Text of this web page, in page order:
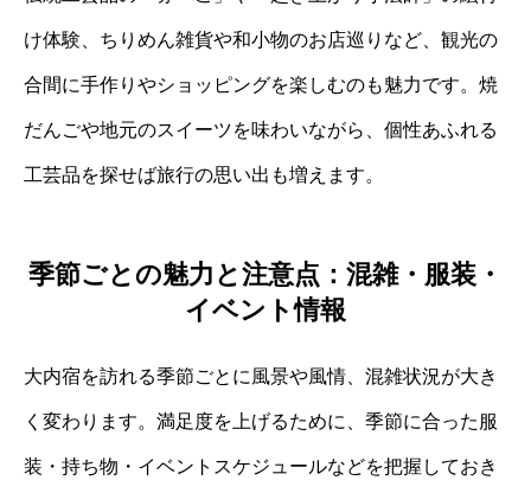
け体験、ちりめん雑貨や和小物のお店巡りなど、観光の
合間に手作りやショッピングを楽しむのも魅力です。焼
だんごや地元のスイーツを味わいながら、個性あふれる
工芸品を探せば旅行の思い出も増えます。
季節ごとの魅力と注意点：混雑・服装・
イベント情報
大内宿を訪れる季節ごとに風景や風情、混雑状況が大き
く変わります。満足度を上げるために、季節に合った服
装・持ち物・イベントスケジュールなどを把握しておき